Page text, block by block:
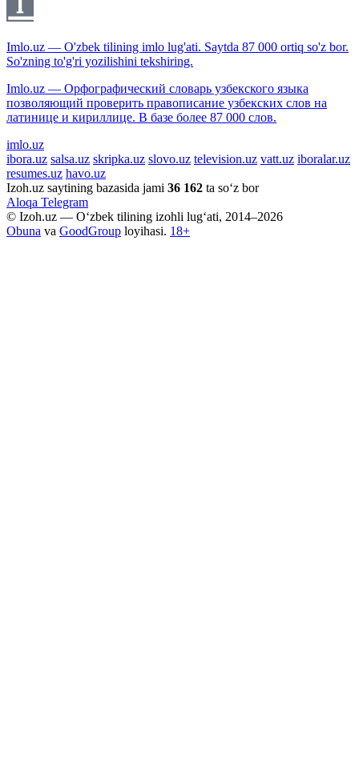
Imlo.uz — O'zbek tilining imlo lug'ati. Saytda 87 000 ortiq so'z bor.
So'zning to'g'ri yozilishini tekshiring.
Imlo.uz — Орфографический словарь узбекского языка
позволяющий проверить правописание узбекских слов на
латинице и кириллице. В базе более 87 000 слов.
imlo.uz
ibora.uz salsa.uz skripka.uz slovo.uz television.uz vatt.uz iboralar.uz
resumes.uz havo.uz
Izoh.uz saytining bazasida jami 36 162 ta so‘z bor
Aloqa Telegram
© Izoh.uz — O‘zbek tilining izohli lug‘ati, 2014–2026
Obuna va GoodGroup loyihasi. 18+